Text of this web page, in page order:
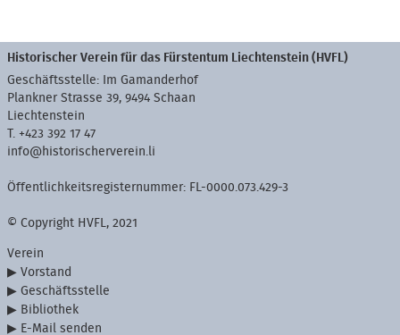
Historischer Verein für das Fürstentum Liechtenstein (HVFL)
Geschäftsstelle: Im Gamanderhof
Plankner Strasse 39, 9494 Schaan
Liechtenstein
T. +423 392 17 47
info@historischerverein.li
Öffentlichkeitsregisternummer: FL-0000.073.429-3
© Copyright HVFL, 2021
Verein
Vorstand
Geschäftsstelle
Bibliothek
E-Mail senden